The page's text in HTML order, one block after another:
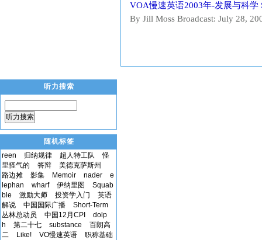
cooking? Dad: Several minutes.
VOA慢速英语2003年-发展与科学
By Jill Moss Broadcast: July 28,
听力搜索
听力搜索
随机标签
reen
归纳规律 超人特工队
怪
里怪气的
答辩
美德克萨斯州
路边摊
影集 Memoir nader
e
lephan
wharf 伊纳里图
Squab
ble
激励大师 投资学入门
英语
解说
中国国际广播
Short-Term
丛林总动员
中国12月CPI
dolp
h
第二十七 substance
百朗高
二
Like! VO慢速英语
职称基础